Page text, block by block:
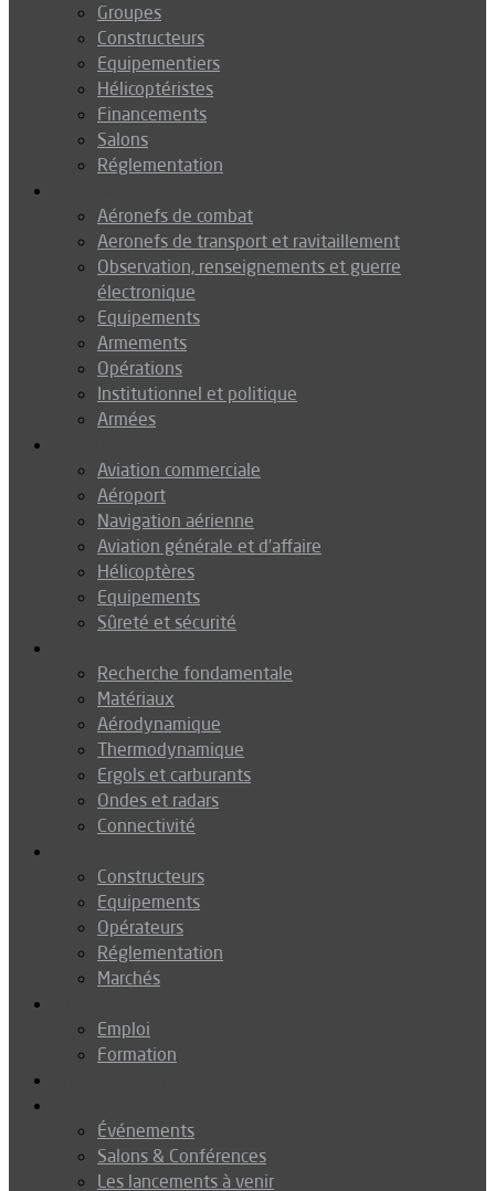
Groupes
Constructeurs
Equipementiers
Hélicoptéristes
Financements
Salons
Réglementation
Aéronefs de combat
Aeronefs de transport et ravitaillement
Observation, renseignements et guerre
électronique
Equipements
Armements
Opérations
Institutionnel et politique
Armées
Aviation commerciale
Aéroport
Navigation aérienne
Aviation générale et d’affaire
Hélicoptères
Equipements
Sûreté et sécurité
Recherche fondamentale
Matériaux
Aérodynamique
Thermodynamique
Ergols et carburants
Ondes et radars
Connectivité
Constructeurs
Equipements
Opérateurs
Réglementation
Marchés
Emploi
Formation
Événements
Salons & Conférences
Les lancements à venir